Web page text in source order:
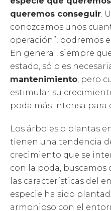
queremos conseguir.
conozcamos unos
operación”, podremos
En general, siempre
estado, sólo es
mantenimiento, pero
estimular su
poda más intensa para
Los árboles o plantas
tienen una tendencia
crecimiento que se
con la poda, buscamos
las características del
especie ha sido
armonioso con el